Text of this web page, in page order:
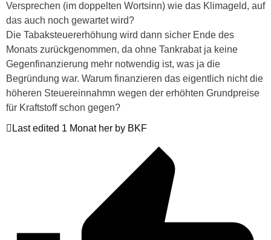
Versprechen (im doppelten Wortsinn) wie das Klimageld, auf
das auch noch gewartet wird?
Die Tabaksteuererhöhung wird dann sicher Ende des
Monats zurückgenommen, da ohne Tankrabat ja keine
Gegenfinanzierung mehr notwendig ist, was ja die
Begründung war. Warum finanzieren das eigentlich nicht die
höheren Steuereinnahmn wegen der erhöhten Grundpreise
für Kraftstoff schon gegen?
Last edited 1 Monat her by BKF